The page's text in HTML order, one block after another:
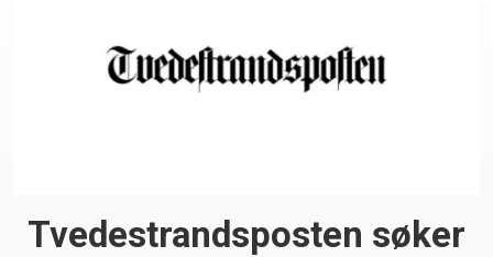
Tvedestrandsposten søker